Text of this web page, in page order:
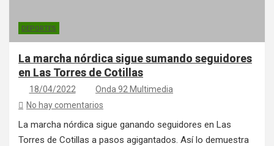
DEPORTES
La marcha nórdica sigue sumando seguidores
en Las Torres de Cotillas
18/04/2022
Onda 92 Multimedia
No hay comentarios
La marcha nórdica sigue ganando seguidores en Las
Torres de Cotillas a pasos agigantados. Así lo demuestra